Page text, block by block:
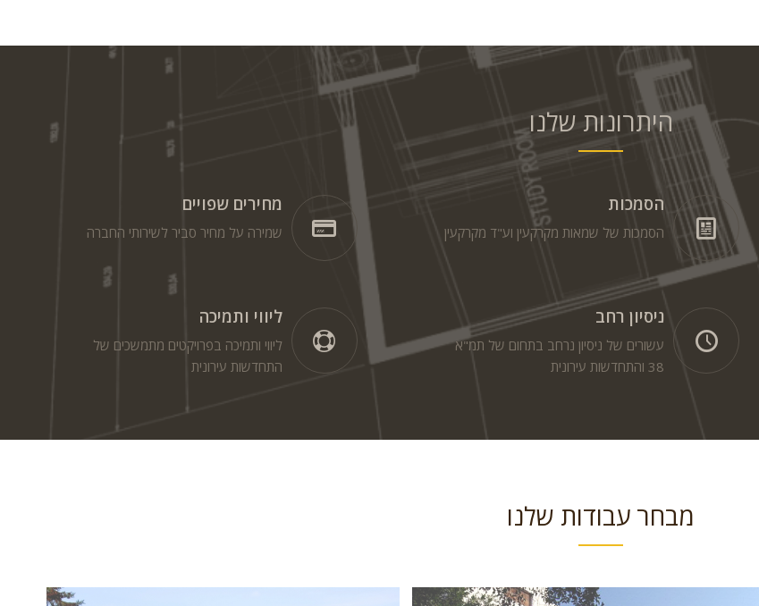
היתרונות שלנו
הסמכות
הסמכות של שמאות מקרקעין וע"ד מקרקעין
מחירים שפויים
שמירה על מחיר סביר לשירותי החברה
ניסיון רחב
עשורים של ניסיון נרחב בתחום של תמ"א
38 והתחדשות עירונית
ליווי ותמיכה
ליווי ותמיכה בפרויקטים מתמשכים של
התחדשות עירונית
מבחר עבודות שלנו